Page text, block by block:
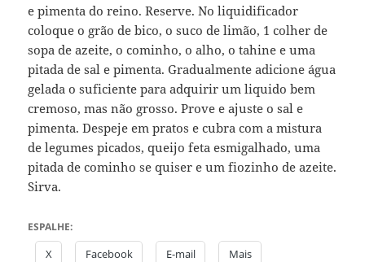
e pimenta do reino. Reserve. No liquidificador
coloque o grão de bico, o suco de limão, 1 colher de
sopa de azeite, o cominho, o alho, o tahine e uma
pitada de sal e pimenta. Gradualmente adicione água
gelada o suficiente para adquirir um liquido bem
cremoso, mas não grosso. Prove e ajuste o sal e
pimenta. Despeje em pratos e cubra com a mistura
de legumes picados, queijo feta esmigalhado, uma
pitada de cominho se quiser e um fiozinho de azeite.
Sirva.
ESPALHE:
X Facebook E-mail Mais